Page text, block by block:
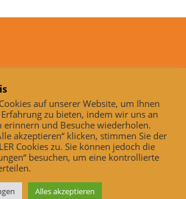
seit 2005
derzeit noch keine (kostenpflichtige)
beim Presserat abgegeben haben, handeln wir
pressekodex.html
auf unserer Website, um Ihnen
zu bieten, indem wir uns an
erinnern und Besuche wiederholen.
akzeptieren“ klicken, stimmen Sie der
Cookies zu. Sie können jedoch die
besuchen, um eine kontrollierte
Alles akzeptieren